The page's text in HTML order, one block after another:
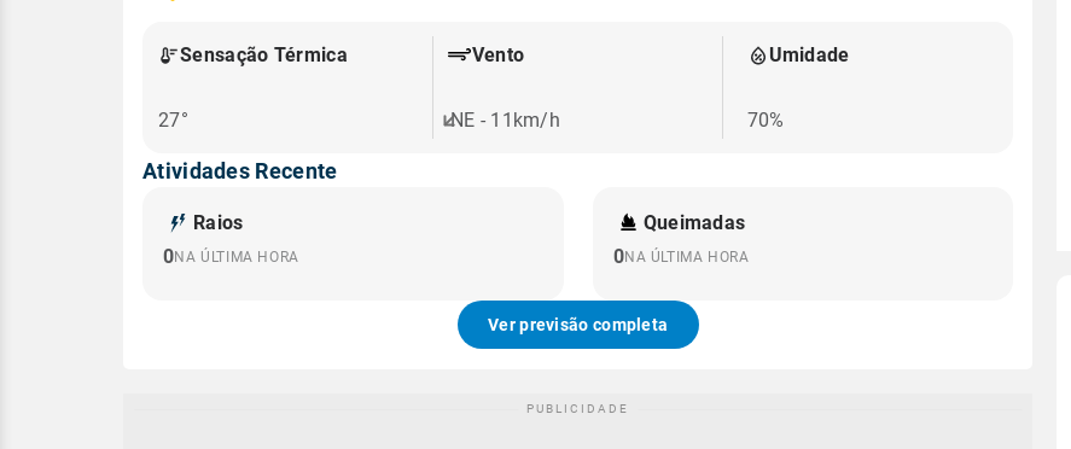
Sensação Térmica
27°
Vento
NE - 11km/h
Umidade
70%
Atividades Recente
Raios
0NA ÚLTIMA HORA
Queimadas
0NA ÚLTIMA HORA
Ver previsão completa